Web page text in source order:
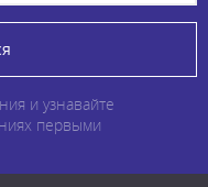
и узнавайте
первыми